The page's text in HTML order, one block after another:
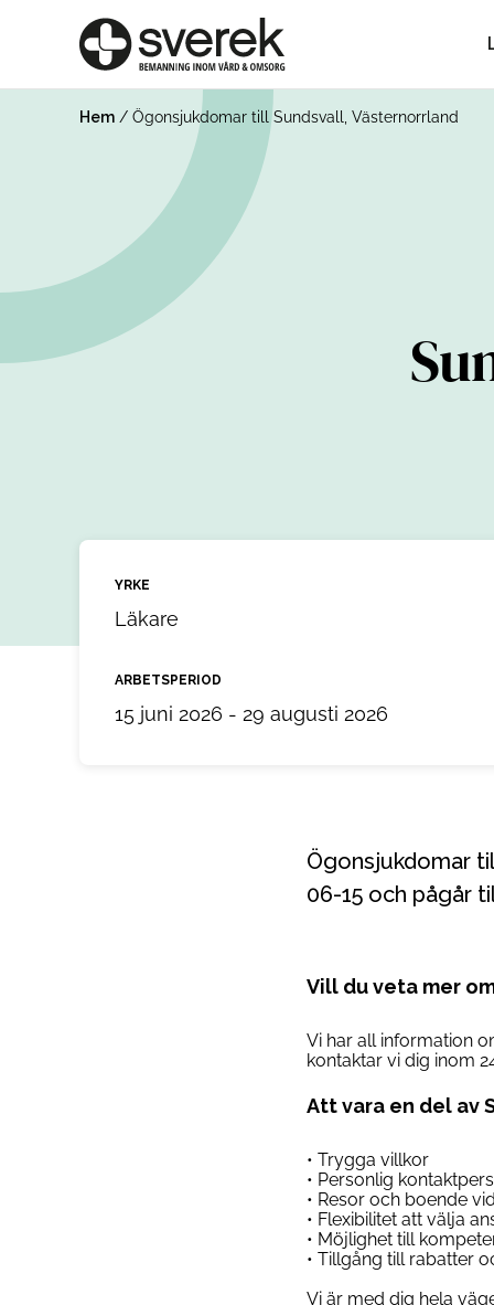
Hem / Ögonsjukdomar till Sundsvall, Västernorrland
YRKE
Läkare
ARBETSPERIOD
15 juni 2026 - 29 augusti 2026
Ögonsjukdomar till ett uppdrag i Sundsvall, Västernorrland. Uppdraget startar 2026-
06-15 och pågår
Vill du veta mer
Vi har all information
kontaktar vi dig inom
Att vara en del av
• Trygga villkor
• Personlig
• Resor och boende
• Flexibilitet att välja
• Möjlighet till
• Tillgång till rabatter
Vi är med dig hela